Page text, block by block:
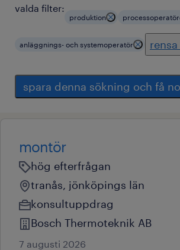
valda filter:
produktion
anläggnings- och systemoperatör
spara denna sökning och få
montör
hög efterfrågan
tranås, jönköpings län
konsultuppdrag
Bosch Thermoteknik AB
7 augusti 2026